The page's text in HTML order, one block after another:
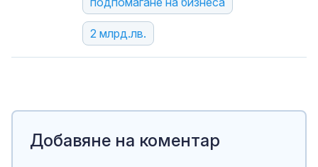
2 млрд.лв.
Добавяне на коментар